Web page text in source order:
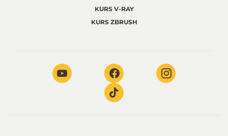
KURS V-RAY
KURS ZBRUSH